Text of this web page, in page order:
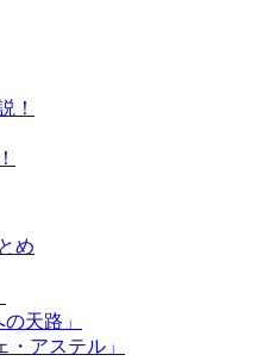
！
め
天路」
アステル」